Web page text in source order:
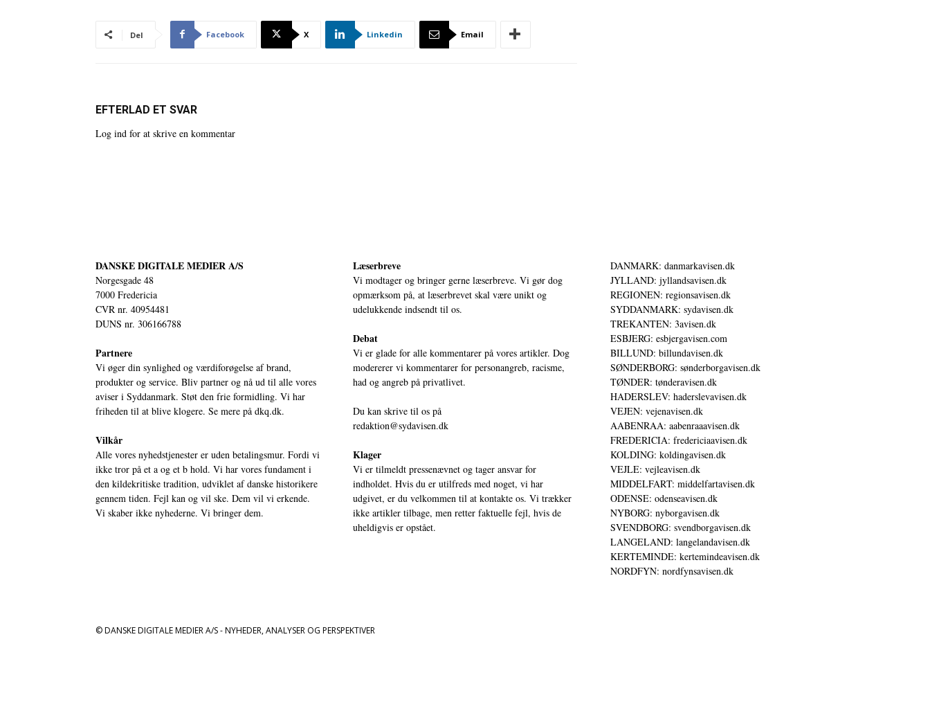
Del Facebook X Linkedin Email
EFTERLAD ET SVAR
Log ind for at skrive en kommentar
DANSKE DIGITALE MEDIER A/S
Norgesgade 48
7000 Fredericia
CVR nr. 40954481
DUNS nr. 306166788
Partnere
Vi øger din synlighed og værdiforøgelse af brand,
produkter og service. Bliv partner og nå ud til alle vores
aviser i Syddanmark. Støt den frie formidling. Vi har
friheden til at blive klogere. Se mere på dkq.dk.
Vilkår
Alle vores nyhedstjenester er uden betalingsmur. Fordi vi
ikke tror på et a og et b hold. Vi har vores fundament i
den kildekritiske tradition, udviklet af danske historikere
gennem tiden. Fejl kan og vil ske. Dem vil vi erkende.
Vi skaber ikke nyhederne. Vi bringer dem.
Læserbreve
Vi modtager og bringer gerne læserbreve. Vi gør dog
opmærksom på, at læserbrevet skal være unikt og
udelukkende indsendt til os.
Debat
Vi er glade for alle kommentarer på vores artikler. Dog
modererer vi kommentarer for personangreb, racisme,
had og angreb på privatlivet.
Du kan skrive til os på
redaktion@sydavisen.dk
Klager
Vi er tilmeldt pressenævnet og tager ansvar for
indholdet. Hvis du er utilfreds med noget, vi har
udgivet, er du velkommen til at kontakte os. Vi trækker
ikke artikler tilbage, men retter faktuelle fejl, hvis de
uheldigvis er opstået.
DANMARK: danmarkavisen.dk
JYLLAND: jyllandsavisen.dk
REGIONEN: regionsavisen.dk
SYDDANMARK: sydavisen.dk
TREKANTEN: 3avisen.dk
ESBJERG: esbjergavisen.com
BILLUND: billundavisen.dk
SØNDERBORG: sønderborgavisen.dk
TØNDER: tønderavisen.dk
HADERSLEV: haderslevavisen.dk
VEJEN: vejenavisen.dk
AABENRAA: aabenraaavisen.dk
FREDERICIA: fredericiaavisen.dk
KOLDING: koldingavisen.dk
VEJLE: vejleavisen.dk
MIDDELFART: middelfartavisen.dk
ODENSE: odenseavisen.dk
NYBORG: nyborgavisen.dk
SVENDBORG: svendborgavisen.dk
LANGELAND: langelandavisen.dk
KERTEMINDE: kertemindeavisen.dk
NORDFYN: nordfynsavisen.dk
© DANSKE DIGITALE MEDIER A/S - NYHEDER, ANALYSER OG PERSPEKTIVER